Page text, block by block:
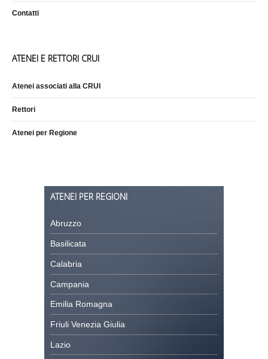
Contatti
ATENEI E RETTORI CRUI
Atenei associati alla CRUI
Rettori
Atenei per Regione
ATENEI PER REGIONI
Abruzzo
Basilicata
Calabria
Campania
Emilia Romagna
Friuli Venezia Giulia
Lazio